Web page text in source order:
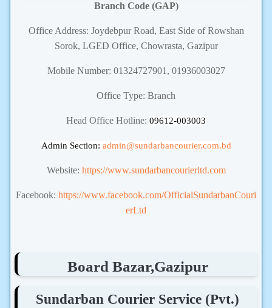
Branch Code (GAP)
Office Address: Joydebpur Road, East Side of Rowshan
Sorok, LGED Office, Chowrasta, Gazipur
Mobile Number: 01324727901, 01936003027
Office Type: Branch
Head Office Hotline: 09612-003003
Admin Section: admin@sundarbancourier.com.bd
Website: https://www.sundarbancourierltd.com
Facebook: https://www.facebook.com/OfficialSundarbanCouri
erLtd
Board Bazar,Gazipur
Sundarban Courier Service (Pvt.)